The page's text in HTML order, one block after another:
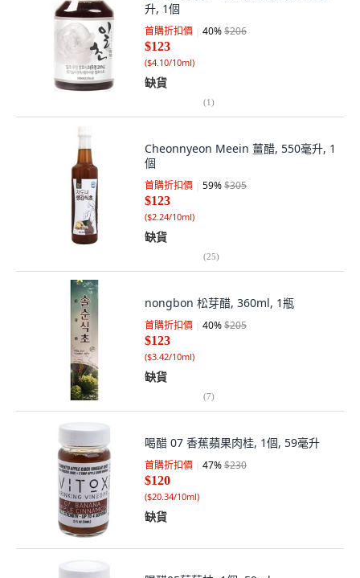
升, 1個
首購折扣價 40%$206
$123
($4.10/10ml)
缺貨
(1)
Cheonnyeon Meein 薑醋, 550毫升, 1
個
首購折扣價 59%$305
$123
($2.24/10ml)
缺貨
(25)
nongbon 松芽醋, 360ml, 1瓶
首購折扣價 40%$205
$123
($3.42/10ml)
缺貨
(7)
喝醋 07 香蕉蘋果肉桂, 1個, 59毫升
首購折扣價 47%$230
$120
($20.34/10ml)
缺貨